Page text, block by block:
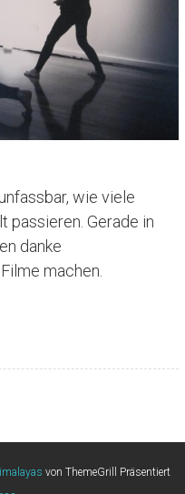
wie viele
passieren. Gerade in
danke
machen.
von ThemeGrill Präsentiert